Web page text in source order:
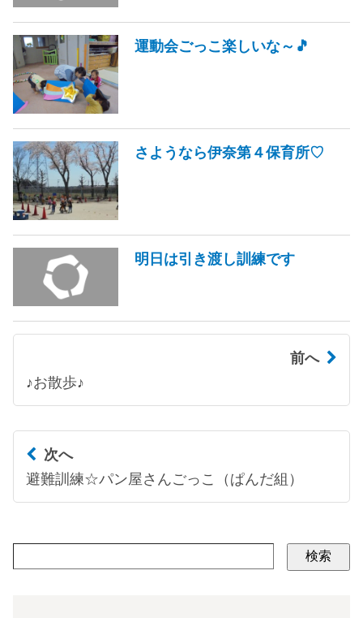
運動会ごっこ楽しいな～🎵
さようなら伊奈第４保育所♡
明日は引き渡し訓練です
前へ
♪お散歩♪
次へ
避難訓練☆パン屋さんごっこ（ぱんだ組）
検索